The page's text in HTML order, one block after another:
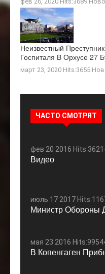
Неизвестный
Госпиталя В Орхусе 27
март 23, 2020 Hits:3655
ЧАСТО СМОТРЯТ
фев 20 2016
Видео
июль 17 2017
Министр
мая 23 2016
В Копенгаген